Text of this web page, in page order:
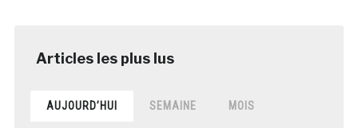
AUJOURD’HUI SEMAINE MOIS